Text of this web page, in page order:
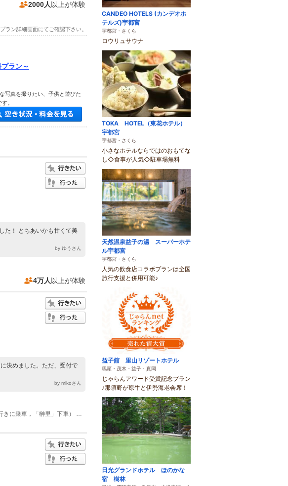
2000人 以上が体験
ラン詳細画面にてご確認下さい。
ラン～
写真を撮りたい、子供と遊びた
。
空き状況・料金を見る
た！ とちあいかも甘くて美
by ゆうさん
4万人 以上が体験
決めました。ただ、受付で
by mikoさん
(1)宇都宮駅からバスで40分（JR宇都宮駅から日光方面行きに乗車，「榊里」下車） 徒歩で3分
CANDEO HOTELS (カンデオホ
テルズ)宇都宮
宇都宮・さくら
ロウリュサウナ
TOKA HOTEL（東花ホテル）
宇都宮
宇都宮・さくら
小さなホテルならではのおもてな
し◇食事が人気◇駐車場無料
天然温泉益子の湯 スーパーホテ
ル宇都宮
宇都宮・さくら
人気の飲食店コラボプランは全国
旅行支援と併用可能♪
益子舘 里山リゾートホテル
馬頭・茂木・益子・真岡
じゃらんアワード受賞記念プラン
♪那須野が原牛と伊勢海老会席！
日光グランドホテル ほのかな
宿 樹林